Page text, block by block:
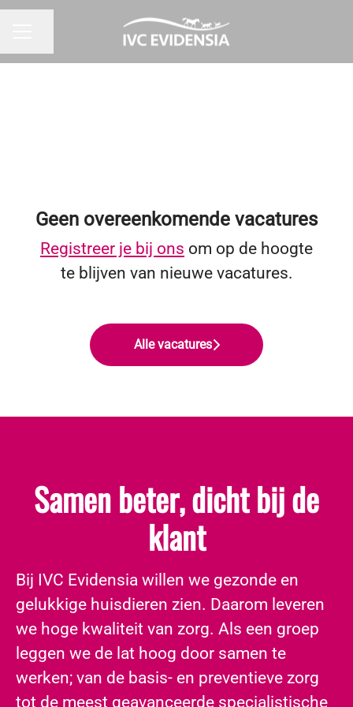
Geen overeenkomende vacatures
Registreer je bij ons om op de hoogte
te blijven van nieuwe vacatures.
Alle vacatures
Samen beter, dicht bij de
klant
​Bij IVC Evidensia willen we gezonde en
gelukkige huisdieren zien. Daarom leveren
we hoge kwaliteit van zorg. Als een groep
leggen we de lat hoog door samen te
werken; van de basis- en preventieve zorg
tot de meest geavanceerde specialistische